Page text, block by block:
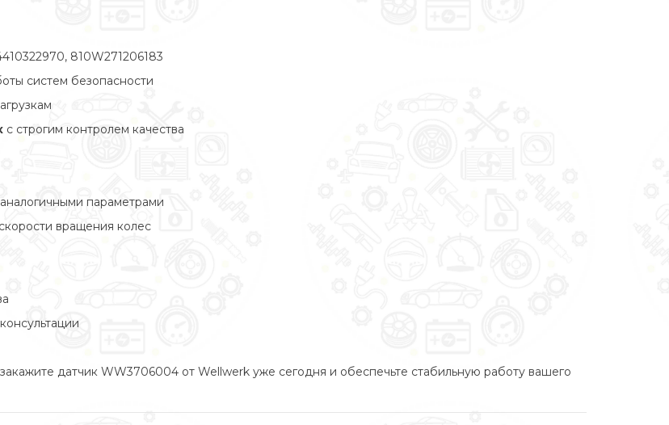
810W271206183
систем безопасности
с строгим контролем качества
параметрами
вращения колес
датчик WW3706004 от Wellwerk уже сегодня и обеспечьте стабильную работу вашего